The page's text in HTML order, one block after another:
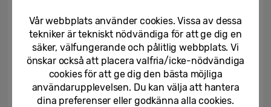
05/11/2025
Vår webbplats använder cookies. Vissa av dessa
tekniker är tekniskt nödvändiga för att ge dig en
säker, välfungerande och pålitlig webbplats. Vi
önskar också att placera valfria/icke-nödvändiga
cookies för att ge dig den bästa möjliga
användarupplevelsen. Du kan välja att hantera
dina preferenser eller godkänna alla cookies.